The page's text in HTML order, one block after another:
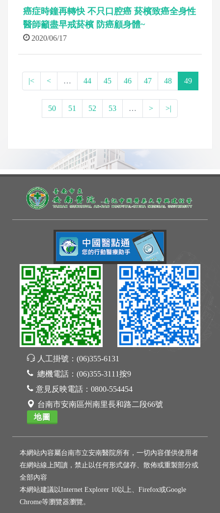
癌症時鐘再轉快 不只口腔癌 菸檳致癌全身性
醫師籲盡早戒菸檳 防癌顧身體~
2020/06/17
|< < … 44 45 46 47 48 49
50 51 52 53 … > >|
人工掛號： (06)355-6131
總機電話： (06)355-3111按9
意見反映電話： 0800-554454
台南市安南區州南里長和路二段66號
地圖
本網站內容屬台南市立安南醫院所有，一切內容僅供使用者
在網站線上閱讀，禁止以任何形式儲存、散佈或重製部分或
全部內容
本網站建議以Internet Explorer 10以上、Firefox或Google
Chrome等瀏覽器瀏覽。